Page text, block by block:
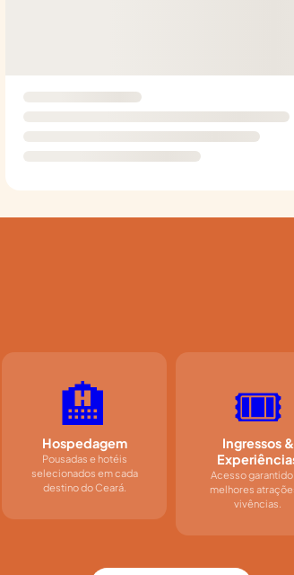
🏨
Hospedagem
Pousadas e hotéis
selecionados em cada
destino do Ceará.
🎟️
Ingressos &
Acesso garantido
melhores
vivências.